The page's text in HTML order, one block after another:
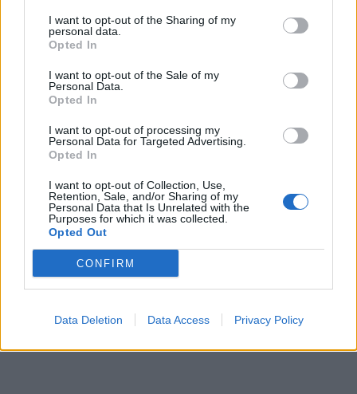
I want to opt-out of the Sharing of my
personal data.
Opted In
I want to opt-out of the Sale of my
Personal Data.
Opted In
I want to opt-out of processing my
Personal Data for Targeted Advertising.
Opted In
I want to opt-out of Collection, Use,
Retention, Sale, and/or Sharing of my
Personal Data that Is Unrelated with the
Purposes for which it was collected.
Opted Out
CONFIRM
Data Deletion Data Access Privacy Policy